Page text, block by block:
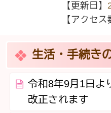
【更新日】
【アクセス
生活・手続き
令和8年9月1日よ
改正されます